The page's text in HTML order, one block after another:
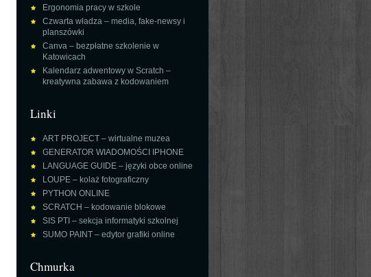
Ergonomia pracy w szkole
Czwarta władza – media, fake-newsy i
planszówki
Canva – bezpłatne szkolenie w
Katowicach
Kalendarz adwentowy w Scratch –
kreatywna zabawa z kodowaniem
Linki
ART PROJECT – wirtualne muzea
GENERATOR WIADOMOŚCI IPHONE
LANGUAGE GUIDE – języki obce online
LOUPE – kolaż fotograficzny
PYTHON ONLINE
SCRATCH – kodowanie blokowe
SIS PTI – sekcja informatyki szkolnej
SUMO PAINT – edytor grafiki online
Chmurka